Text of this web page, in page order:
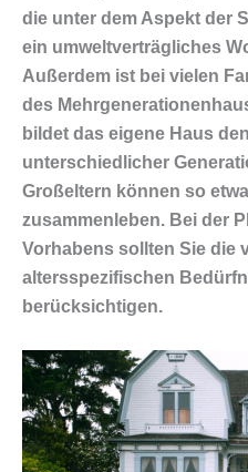
die unter dem Aspekt der
ein umweltverträgliches
Außerdem ist bei vielen
des
bildet das eigene Haus
unterschiedlicher
Großeltern können so
zusammenleben. Bei der
Vorhabens sollten Sie die
altersspezifischen
berücksichtigen.